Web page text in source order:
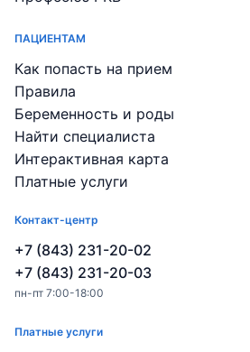
ПАЦИЕНТАМ
Как попасть на прием
Правила
Беременность и роды
Найти специалиста
Интерактивная карта
Платные услуги
Контакт-центр
+7 (843) 231-20-02
+7 (843) 231-20-03
пн-пт 7:00-18:00
Платные услуги